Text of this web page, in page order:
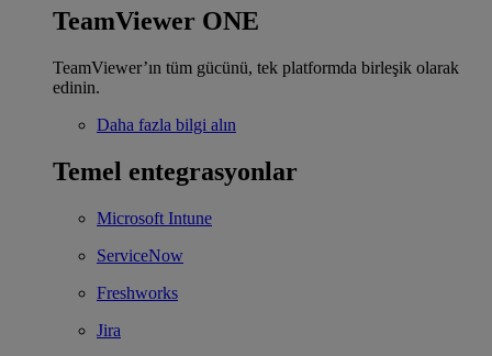
TeamViewer ONE
TeamViewer’ın tüm gücünü, tek platformda birleşik olarak
edinin.
Daha fazla bilgi alın
Temel entegrasyonlar
Microsoft Intune
ServiceNow
Freshworks
Jira